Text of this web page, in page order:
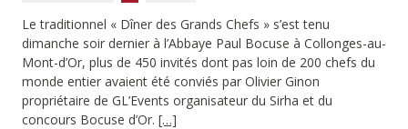
Le traditionnel « Dîner des Grands Chefs » s’est tenu
dimanche soir dernier à l’Abbaye Paul Bocuse à Collonges-au-
Mont-d’Or, plus de 450 invités dont pas loin de 200 chefs du
monde entier avaient été conviés par Olivier Ginon
propriétaire de GL’Events organisateur du Sirha et du
concours Bocuse d’Or. […]